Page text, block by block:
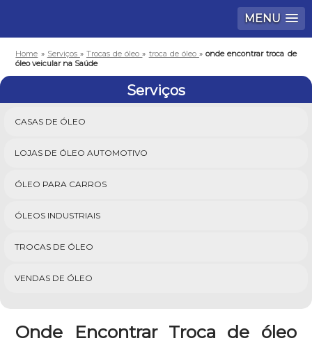
MENU
Home » Serviços »Trocas de óleo» troca de óleo»onde encontrar troca de
óleo veicular na Saúde
Serviços
CASAS DE ÓLEO
LOJAS DE ÓLEO AUTOMOTIVO
ÓLEO PARA CARROS
ÓLEOS INDUSTRIAIS
TROCAS DE ÓLEO
VENDAS DE ÓLEO
Onde Encontrar Troca de óleo